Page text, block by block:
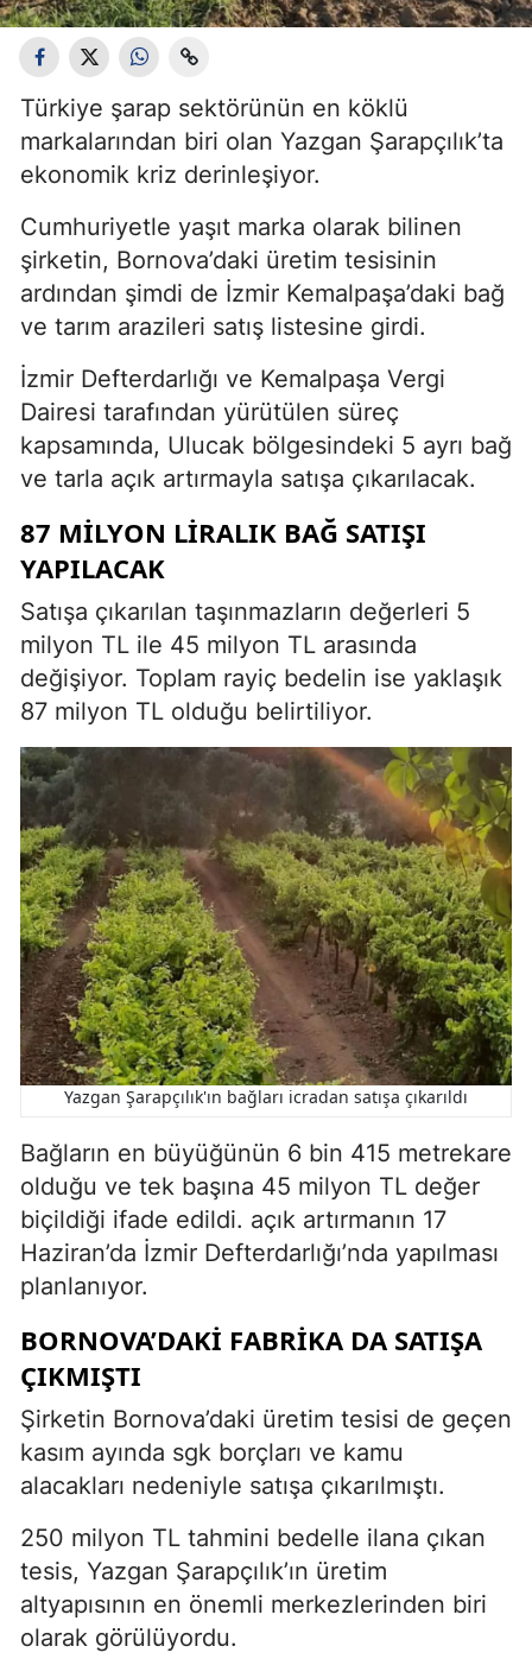
Türkiye şarap sektörünün en köklü
markalarından biri olan Yazgan Şarapçılık’ta
ekonomik kriz derinleşiyor.
Cumhuriyetle yaşıt marka olarak bilinen
şirketin, Bornova’daki üretim tesisinin
ardından şimdi de İzmir Kemalpaşa’daki bağ
ve tarım arazileri satış listesine girdi.
İzmir Defterdarlığı ve Kemalpaşa Vergi
Dairesi tarafından yürütülen süreç
kapsamında, Ulucak bölgesindeki 5 ayrı bağ
ve tarla açık artırmayla satışa çıkarılacak.
87 MILYON LIRALIK BAĞ SATIŞI
YAPILACAK
Satışa çıkarılan taşınmazların değerleri 5
milyon TL ile 45 milyon TL arasında
değişiyor. Toplam rayiç bedelin ise yaklaşık
87 milyon TL olduğu belirtiliyor.
Yazgan Şarapçılık'ın bağları icradan satışa çıkarıldı
Bağların en büyüğünün 6 bin 415 metrekare
olduğu ve tek başına 45 milyon TL değer
biçildiği ifade edildi. açık artırmanın 17
Haziran’da İzmir Defterdarlığı’nda yapılması
planlanıyor.
BORNOVA’DAKI FABRIKA DA SATIŞA
ÇIKMIŞTI
Şirketin Bornova’daki üretim tesisi de geçen
kasım ayında sgk borçları ve kamu
alacakları nedeniyle satışa çıkarılmıştı.
250 milyon TL tahmini bedelle ilana çıkan
tesis, Yazgan Şarapçılık’ın üretim
altyapısının en önemli merkezlerinden biri
olarak görülüyordu.